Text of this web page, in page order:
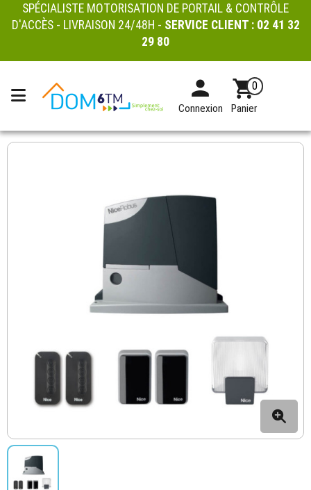
SPÉCIALISTE MOTORISATION DE PORTAIL & CONTRÔLE
D'ACCÈS - LIVRAISON 24/48H - SERVICE CLIENT : 02 41 32
29 80
Connexion
0
Panier